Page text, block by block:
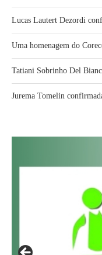
Lucas Lautert Dezordi
Uma homenagem do
Tatiani Sobrinho Del
Jurema Tomelin